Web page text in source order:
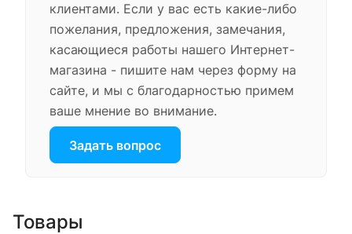
клиентами. Если у вас есть какие-либо
пожелания, предложения, замечания,
касающиеся работы нашего Интернет-
магазина - пишите нам через форму на
сайте, и мы с благодарностью примем
ваше мнение во внимание.
Задать вопрос
Товары